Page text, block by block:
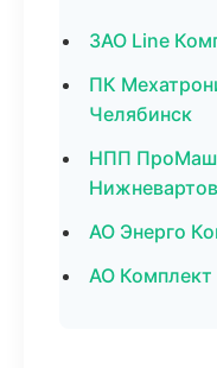
ЗАО Line
ПК
Челябинск
НПП
АО Энерго
АО